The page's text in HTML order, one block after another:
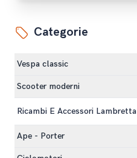
Categorie
Vespa classic
Scooter moderni
Ricambi E Accessori Lambretta
Ape - Porter